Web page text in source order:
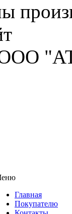
ООО
Главная
Покупателю